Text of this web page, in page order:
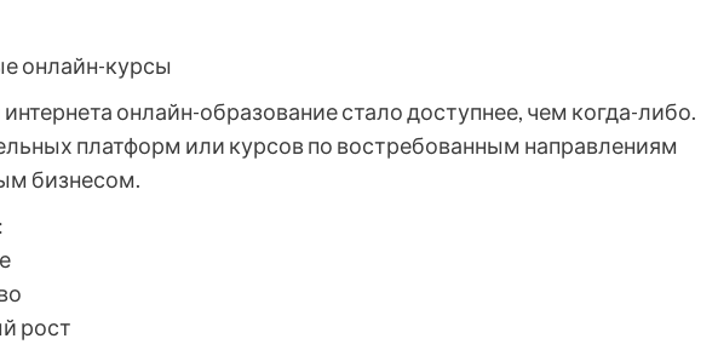
онлайн-курсы
онлайн-образование стало доступнее, чем когда-либо.
платформ или курсов по востребованным направлениям
бизнесом.
рост